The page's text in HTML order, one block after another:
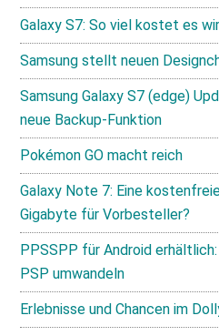
Galaxy S7: So viel kostet es
Samsung stellt neuen
Samsung Galaxy S7 (edge)
neue Backup-Funktion
Pokémon GO macht reich
Galaxy Note 7: Eine
Gigabyte für Vorbesteller?
PPSSPP für Android
PSP umwandeln
Erlebnisse und Chancen im